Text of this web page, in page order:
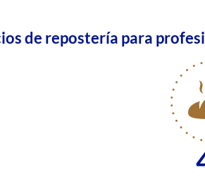
de repostería para